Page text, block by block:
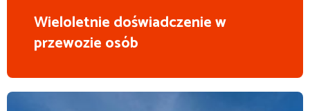
Wieloletnie doświadczenie w
przewozie osób